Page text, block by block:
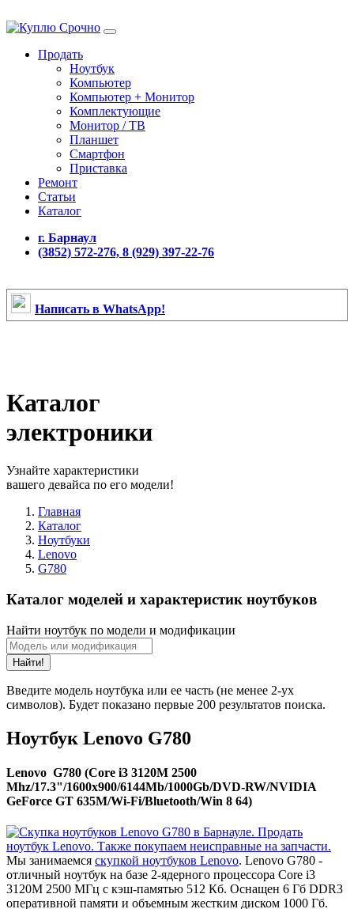
Продать
Ноутбук
Компьютер
Компьютер + Монитор
Комплектующие
Монитор / ТВ
Планшет
Смартфон
Приставка
Ремонт
Статьи
Каталог
г. Барнаул
(3852) 572-276, 8 (929) 397-22-76
Написать в WhatsApp!
Каталог
электроники
Узнайте характеристики
вашего девайса по его модели!
Главная
Каталог
Ноутбуки
Lenovo
G780
Каталог моделей и характеристик ноутбуков
Найти ноутбук по модели и модификации
Найти!
Введите модель ноутбука или ее часть (не менее 2-ух
символов). Будет показано первые 200 результатов поиска.
Ноутбук Lenovo G780
Lenovo G780 (Core i3 3120M 2500
Mhz/17.3"/1600x900/6144Mb/1000Gb/DVD-RW/NVIDIA
GeForce GT 635M/Wi-Fi/Bluetooth/Win 8 64)
Мы занимаемся скупкой ноутбуков Lenovo. Lenovo G780 -
отличный ноутбук на базе 2-ядерного процессора Core i3
3120M 2500 МГц с кэш-памятью 512 Кб. Оснащен 6 Гб DDR3
оперативной памяти и объемным жестким диском 1000 Гб.